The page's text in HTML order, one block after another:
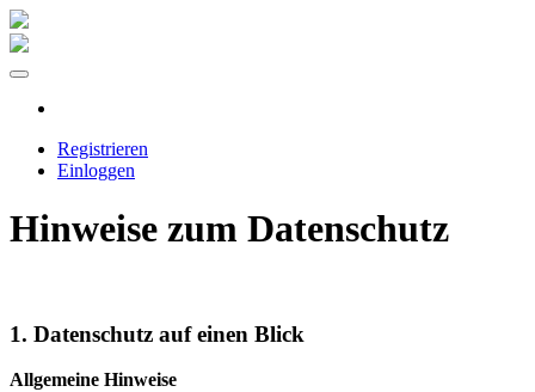
Registrieren
Einloggen
Hinweise zum Datenschutz
1. Datenschutz auf einen Blick
Allgemeine Hinweise